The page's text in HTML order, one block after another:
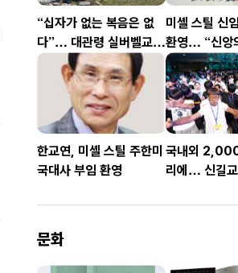
“십자가 없는 복음은 없
다”… 대관령 실버벨교회
김은호 목사 특별초청예
미셸 스틸 신
환영… “신앙
에 한미동맹
대”
한교연, 미셸 스틸 주한미
국대사 부임 환영
국내외
리에… 신길
성료
문화